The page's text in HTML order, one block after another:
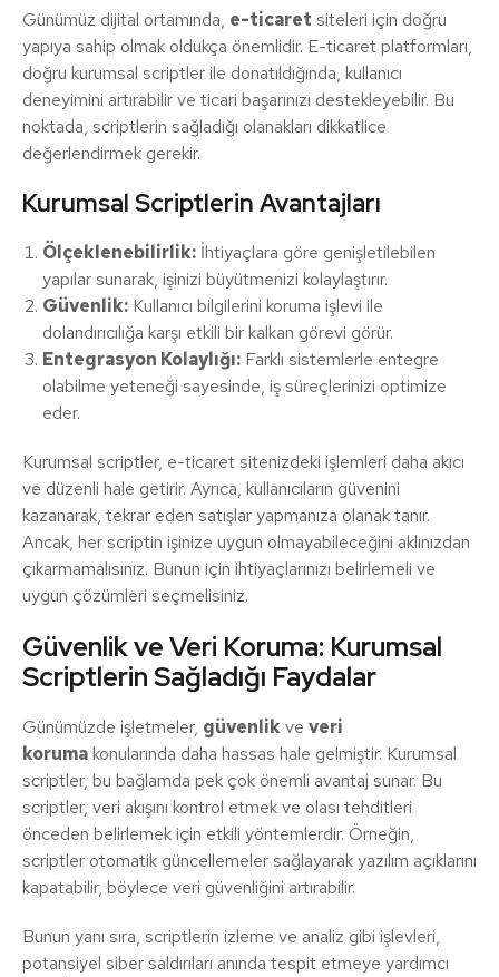
Günümüz dijital ortamında, e-ticaret siteleri için doğru
yapıya sahip olmak oldukça önemlidir. E-ticaret platformları,
doğru kurumsal scriptler ile donatıldığında, kullanıcı
deneyimini artırabilir ve ticari başarınızı destekleyebilir. Bu
noktada, scriptlerin sağladığı olanakları dikkatlice
değerlendirmek gerekir.
Kurumsal Scriptlerin Avantajları
Ölçeklenebilirlik: İhtiyaçlara göre genişletilebilen
yapılar sunarak, işinizi büyütmenizi kolaylaştırır.
Güvenlik: Kullanıcı bilgilerini koruma işlevi ile
dolandırıcılığa karşı etkili bir kalkan görevi görür.
Entegrasyon Kolaylığı: Farklı sistemlerle entegre
olabilme yeteneği sayesinde, iş süreçlerinizi optimize
eder.
Kurumsal scriptler, e-ticaret sitenizdeki işlemleri daha akıcı
ve düzenli hale getirir. Ayrıca, kullanıcıların güvenini
kazanarak, tekrar eden satışlar yapmanıza olanak tanır.
Ancak, her scriptin işinize uygun olmayabileceğini aklınızdan
çıkarmamalısınız. Bunun için ihtiyaçlarınızı belirlemeli ve
uygun çözümleri seçmelisiniz.
Güvenlik ve Veri Koruma: Kurumsal
Scriptlerin Sağladığı Faydalar
Günümüzde işletmeler, güvenlikve veri
korumakonularında daha hassas hale gelmiştir. Kurumsal
scriptler, bu bağlamda pek çok önemli avantaj sunar. Bu
scriptler, veri akışını kontrol etmek ve olası tehditleri
önceden belirlemek için etkili yöntemlerdir. Örneğin,
scriptler otomatik güncellemeler sağlayarak yazılım açıklarını
kapatabilir, böylece veri güvenliğini artırabilir.
Bunun yanı sıra, scriptlerin izleme ve analiz gibi işlevleri,
potansiyel siber saldırıları anında tespit etmeye yardımcı